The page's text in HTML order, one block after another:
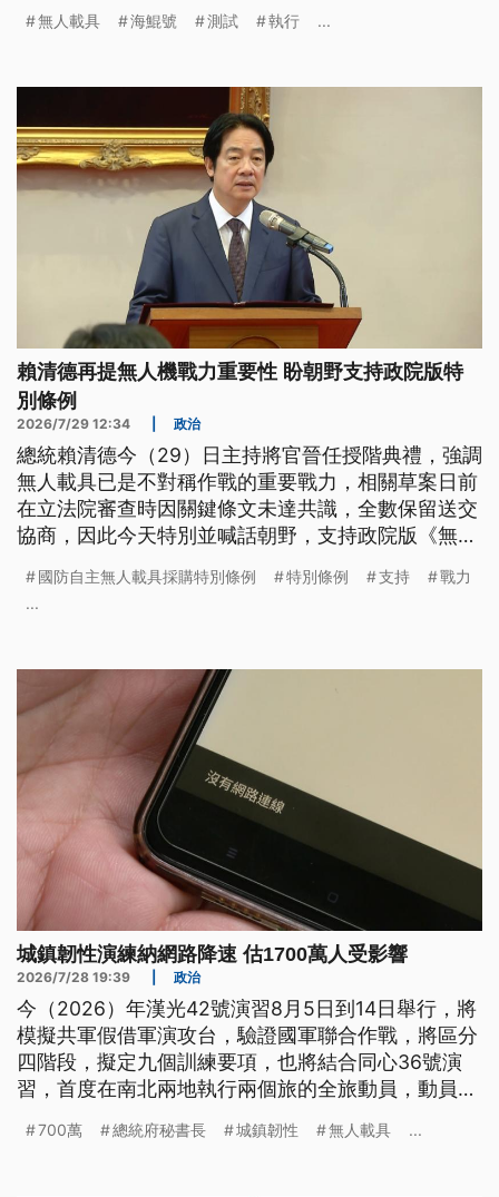
柴油引擎充電，很可能就是為後續耐航測試做預演，
無人載具 海鯤號 測試 執行 ...
賴清德再提無人機戰力重要性 盼朝野支持政院版特
別條例
2026/7/29 12:34 政治
總統賴清德今（29）日主持將官晉任授階典禮，強調
無人載具已是不對稱作戰的重要戰力，相關草案日前
在立法院審查時因關鍵條文未達共識，全數保留送交
協商，因此今天特別並喊話朝野，支持政院版《無人
國防自主無人載具採購特別條例 特別條例 支持
戰力
...
城鎮韌性演練納網路降速 估1700萬人受影響
2026/7/28 19:39 政治
今（2026）年漢光42號演習8月5日到14日舉行，將
模擬共軍假借軍演攻台，驗證國軍聯合作戰，將區分
四階段，擬定九個訓練要項，也將結合同心36號演
習，首度在南北兩地執行兩個旅的全旅動員，動員後
性演習，其中在中部跟北部地區將實施行動網路降速
700萬 總統府秘書長 城鎮韌性 無人載具 ...